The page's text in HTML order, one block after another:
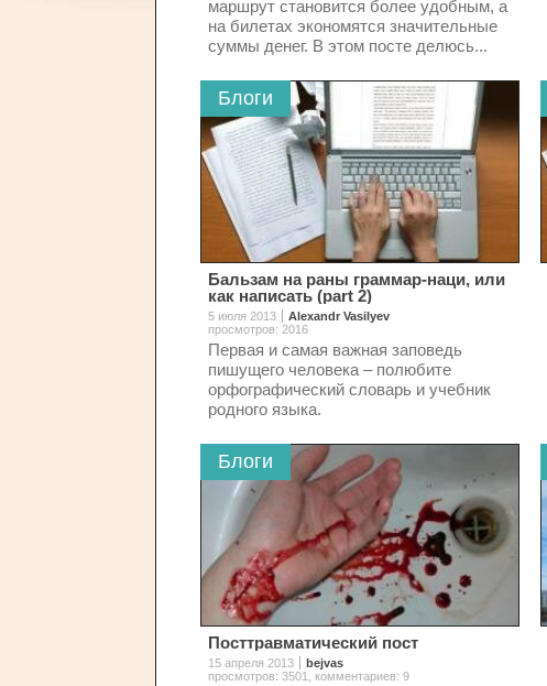
маршрут становится более удобным, а
на билетах экономятся значительные
суммы денег. В этом посте делюсь...
Блоги
Бальзам на раны граммар-наци, или
как написать (part 2)
5 июля 2013
Alexandr Vasilyev
просмотров: 2016
Первая и самая важная заповедь
пишущего человека – полюбите
орфографический словарь и учебник
родного языка.
Блоги
Посттравматический пост
15 апреля 2013
bejvas
просмотров: 3501
комментариев: 9